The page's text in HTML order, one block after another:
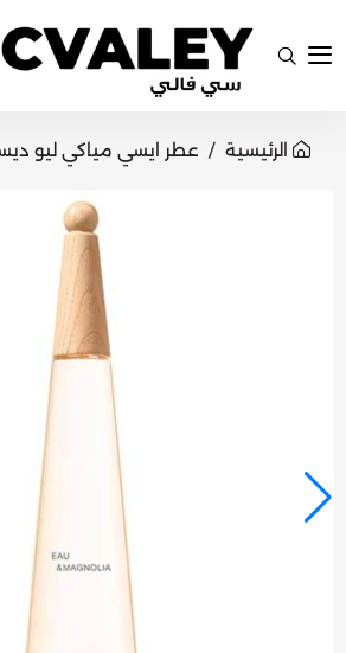
سي فالي
الرئيسية عطر ايسي مياكي ليو